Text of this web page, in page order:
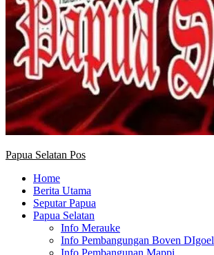
Papua Selatan Pos
Home
Berita Utama
Seputar Papua
Papua Selatan
Info Merauke
Info Pembangungan Boven DIgoel
Info Pembangunan Mappi